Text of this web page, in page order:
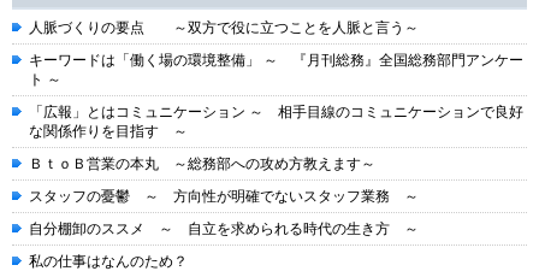
人脈づくりの要点 ～双方で役に立つことを人脈と言う～
キーワードは「働く場の環境整備」 ～ 『月刊総務』全国総務部門アンケー
ト ～
「広報」とはコミュニケーション ～ 相手目線のコミュニケーションで良好
な関係作りを目指す ～
ＢｔｏＢ営業の本丸 ～総務部への攻め方教えます～
スタッフの憂鬱 ～ 方向性が明確でないスタッフ業務 ～
自分棚卸のススメ ～ 自立を求められる時代の生き方 ～
私の仕事はなんのため？